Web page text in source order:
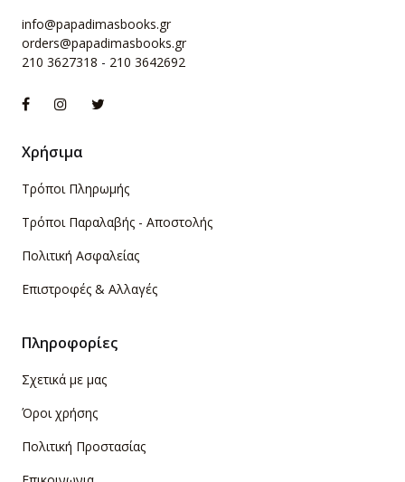
info@papadimasbooks.gr
orders@papadimasbooks.gr
210 3627318 - 210 3642692
Χρήσιμα
Τρόποι Πληρωμής
Τρόποι Παραλαβής - Αποστολής
Πολιτική Ασφαλείας
Επιστροφές & Αλλαγές
Πληροφορίες
Σχετικά με μας
Όροι χρήσης
Πολιτική Προστασίας